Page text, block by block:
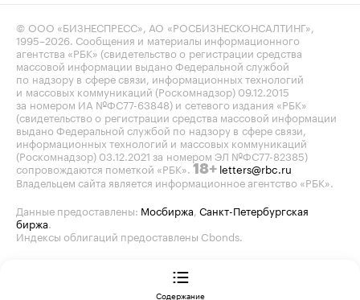
© ООО «БИЗНЕСПРЕСС», АО «РОСБИЗНЕСКОНСАЛТИНГ»,
1995–2026. Сообщения и материалы информационного
агентства «РБК» (свидетельство о регистрации средства
массовой информации выдано Федеральной службой
по надзору в сфере связи, информационных технологий
и массовых коммуникаций (Роскомнадзор) 09.12.2015
за номером ИА №ФС77-63848) и сетевого издания «РБК»
(свидетельство о регистрации средства массовой информации
выдано Федеральной службой по надзору в сфере связи,
информационных технологий и массовых коммуникаций
(Роскомнадзор) 03.12.2021 за номером ЭЛ №ФС77-82385)
сопровождаются пометкой «РБК». 18+ letters@rbc.ru
Владельцем сайта является информационное агентство «РБК».
Данные предоставлены: Мосбиржа, Санкт-Петербургская
биржа.
Индексы облигаций предоставлены Cbonds.
Содержание